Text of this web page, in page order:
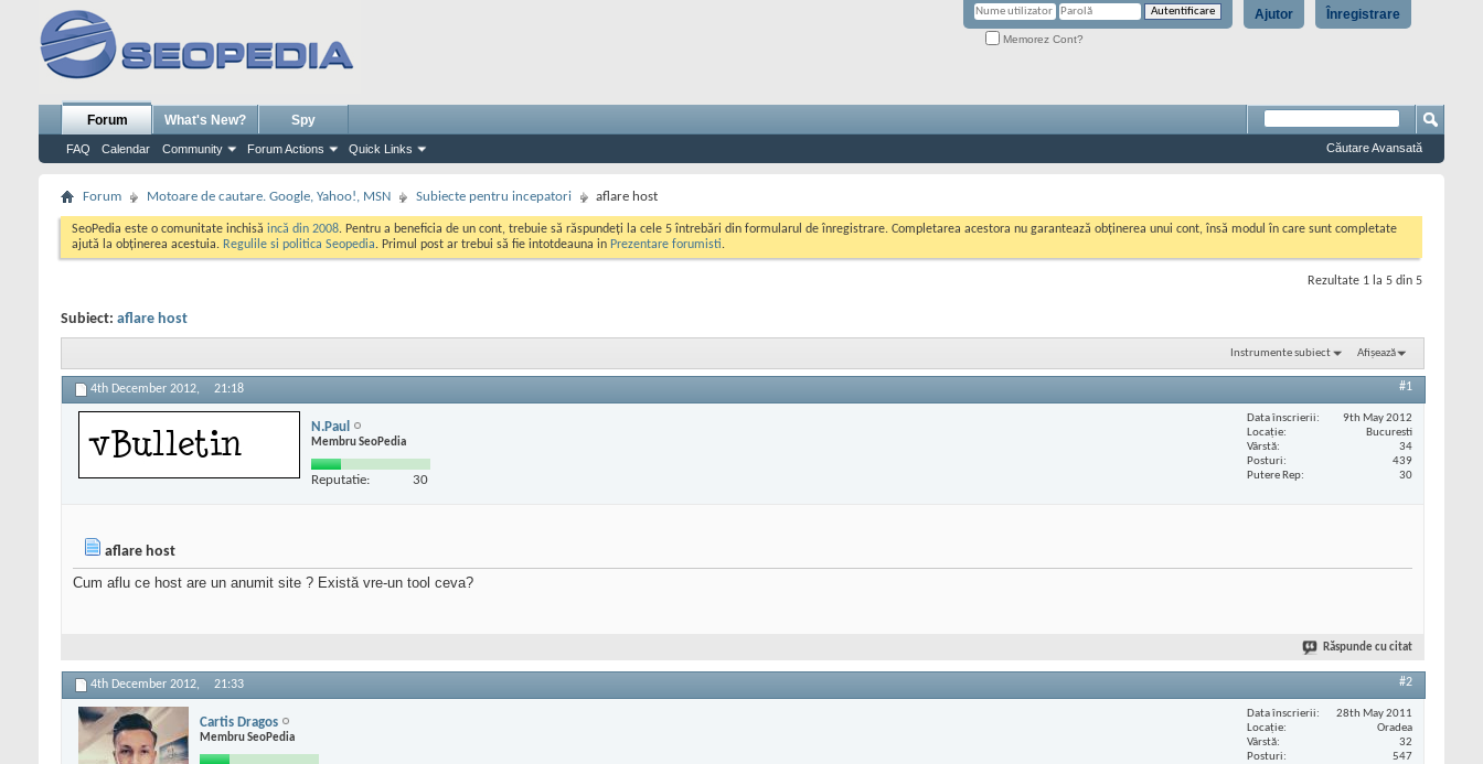
Înregistrare
Ajutor
Memorez Cont?
Forum
FAQ Calendar Community Forum Actions Quick Links
What's New? Spy
Căutare Avansată
Forum Motoare de cautare. Google, Yahoo!, MSN Subiecte pentru incepatori aflare host
SeoPedia este o comunitate inchisă incă din 2008. Pentru a beneficia de un cont, trebuie să răspundeți la cele 5 întrebări din formularul de înregistrare. Completarea acestora nu garantează obținerea unui cont, însă modul în care sunt completate
ajută la obținerea acestuia. Regulile si politica Seopedia. Primul post ar trebui să fie intotdeauna in Prezentare forumisti.
Rezultate 1 la 5 din 5
Subiect: aflare host
Instrumente subiect Afișează
4th December 2012, 21:18 #1
N.Paul
Membru SeoPedia
Reputatie: 30
Data înscrierii
9th May 2012
Locaţie
Bucuresti
Vârstă
34
Posturi
439
Putere Rep
30
aflare host
Cum aflu ce host are un anumit site ? Există vre-un tool ceva?
Răspunde cu citat
4th December 2012, 21:33 #2
Cartis Dragos
Membru SeoPedia
Data înscrierii
28th May 2011
Locaţie
Oradea
Vârstă
32
Posturi
547